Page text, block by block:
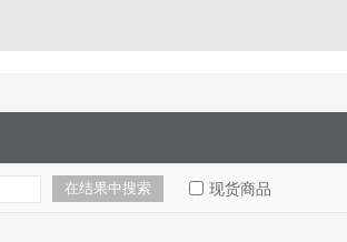
现货商品